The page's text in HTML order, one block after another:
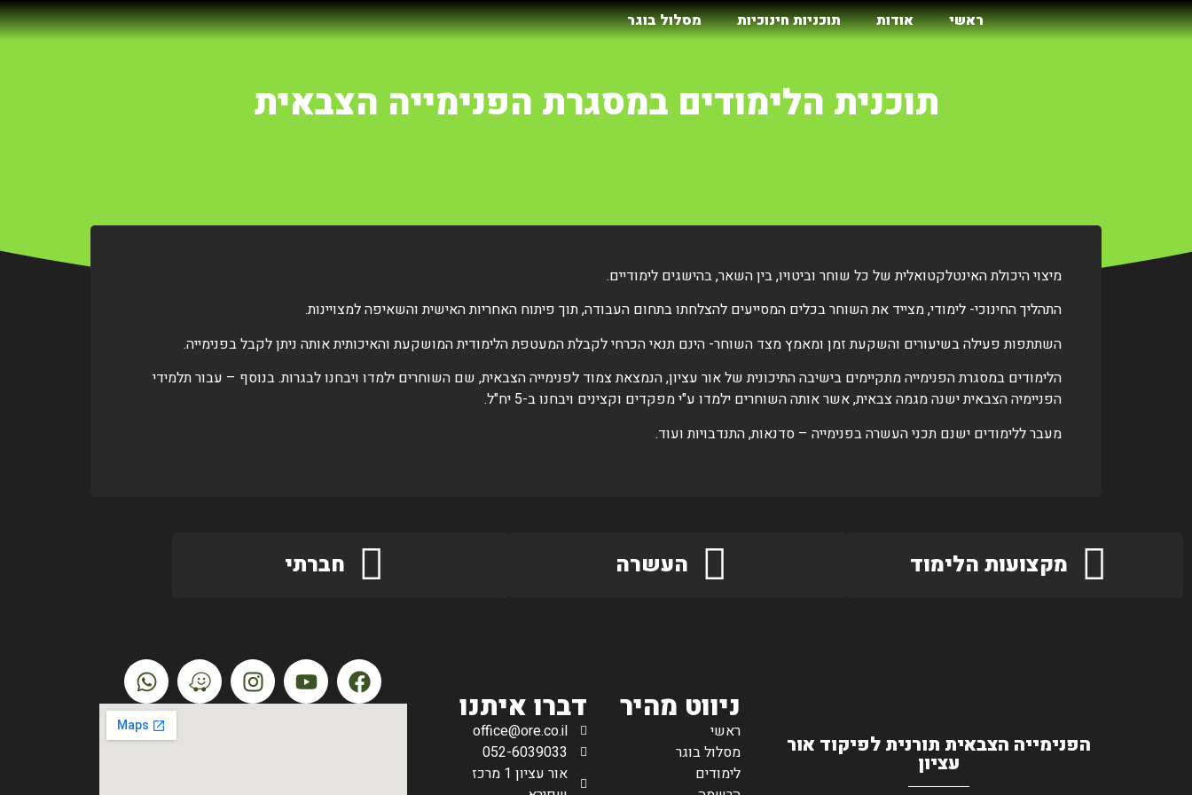
ראשי אודות תוכניות חינוכיות מסלול בוגר
תוכנית הלימודים במסגרת הפנימייה הצבאית
מיצוי היכולת האינטלקטואלית של כל שוחר וביטויו, בין השאר, בהישגים לימודיים.
התהליך החינוכי- לימודי, מצייד את השוחר בכלים המסייעים להצלחתו בתחום העבודה, תוך פיתוח האחריות האישית והשאיפה למצויינות.
השתתפות פעילה בשיעורים והשקעת זמן ומאמץ מצד השוחר- הינם תנאי הכרחי לקבלת המעטפת הלימודית המושקעת והאיכותית אותה ניתן לקבל בפנימייה.
הלימודים במסגרת הפנימייה מתקיימים בישיבה התיכונית של אור עציון, הנמצאת צמוד לפנימייה הצבאית, שם השוחרים ילמדו ויבחנו לבגרות. בנוסף – עבור תלמידי
הפניימיה הצבאית ישנה מגמה צבאית, אשר אותה השוחרים ילמדו ע"י מפקדים וקצינים ויבחנו ב-5 יח"ל.
מעבר ללימודים ישנם תכני העשרה בפנימייה – סדנאות, התנדבויות ועוד.
מקצועות הלימוד העשרה חברתי
הפנימייה הצבאית תורנית לפיקוד אור
עציון
ניווט מהיר
ראשי
מסלול בוגר
לימודים
דברו איתנו
office@ore.co.il
052-6039033
אור עציון 1 מרכז